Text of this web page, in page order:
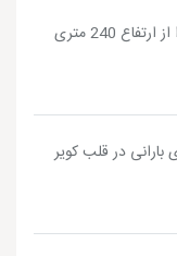
240 متری
در قلب کویر